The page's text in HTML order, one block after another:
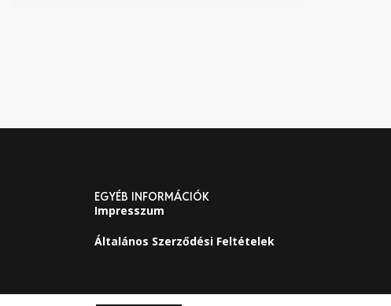
EGYÉB INFORMÁCIÓK
Impresszum
Általános Szerződési Feltételek